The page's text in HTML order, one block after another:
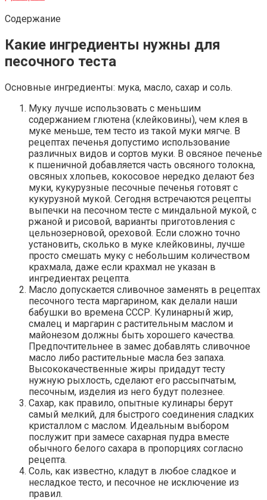
Содержание
Какие ингредиенты нужны для
песочного теста
Основные ингредиенты: мука, масло, сахар и соль.
Муку лучше использовать с меньшим
содержанием глютена (клейковины), чем клея в
муке меньше, тем тесто из такой муки мягче. В
рецептах печенья допустимо использование
различных видов и сортов муки. В овсяное печенье
к пшеничной добавляется часть овсяного толокна,
овсяных хлопьев, кокосовое нередко делают без
муки, кукурузные песочные печенья готовят с
кукурузной мукой. Сегодня встречаются рецепты
выпечки на песочном тесте с миндальной мукой, с
ржаной и рисовой, варианты приготовления с
цельнозерновой, ореховой. Если сложно точно
установить, сколько в муке клейковины, лучше
просто смешать муку с небольшим количеством
крахмала, даже если крахмал не указан в
ингредиентах рецепта.
Масло допускается сливочное заменять в рецептах
песочного теста маргарином, как делали наши
бабушки во времена СССР. Кулинарный жир,
смалец и маргарин с растительным маслом и
майонезом должны быть хорошего качества.
Предпочтительнее в замес добавлять сливочное
масло либо растительные масла без запаха.
Высококачественные жиры придадут тесту
нужную рыхлость, сделают его рассыпчатым,
песочным, изделия из него будут полезнее.
Сахар, как правило, опытные кулинары берут
самый мелкий, для быстрого соединения сладких
кристаллом с маслом. Идеальным выбором
послужит при замесе сахарная пудра вместе
обычного белого сахара в пропорциях согласно
рецепта.
Соль, как известно, кладут в любое сладкое и
несладкое тесто, и песочное не исключение из
правил.